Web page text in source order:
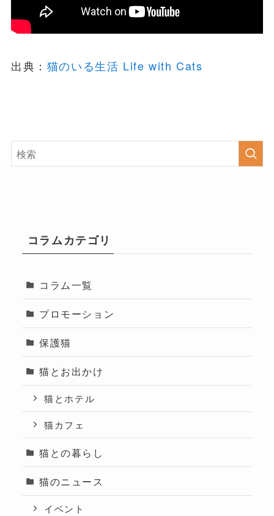
出典： 猫のいる生活 Life with Cats
コラムカテゴリ
コラム一覧
プロモーション
保護猫
猫とお出かけ
猫とホテル
猫カフェ
猫との暮らし
猫のニュース
イベント